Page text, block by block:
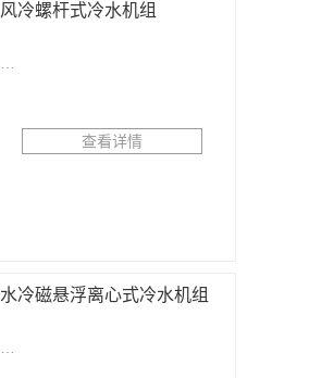
风冷螺杆式冷水机组
查看详情
水冷磁悬浮离心式冷水机组